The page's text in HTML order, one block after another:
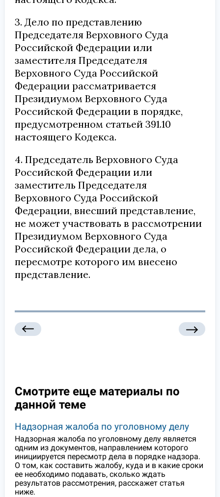
3. Дело по представлению
Председателя Верховного Суда
Российской Федерации или
заместителя Председателя
Верховного Суда Российской
Федерации рассматривается
Президиумом Верховного Суда
Российской Федерации в порядке,
предусмотренном статьей 391.10
настоящего Кодекса.
4. Председатель Верховного Суда
Российской Федерации или
заместитель Председателя
Верховного Суда Российской
Федерации, внесший представление,
не может участвовать в рассмотрении
Президиумом Верховного Суда
Российской Федерации дела, о
пересмотре которого им внесено
представление.
Смотрите еще материалы по
данной теме
Надзорная жалоба по уголовному делу
Надзорная жалоба по уголовному делу является
одним из документов, направлением которого
инициируется пересмотр дела в порядке надзора.
О том, как составить жалобу, куда и в какие сроки
ее необходимо подавать, сколько ждать
результатов рассмотрения, расскажет статья
ниже.